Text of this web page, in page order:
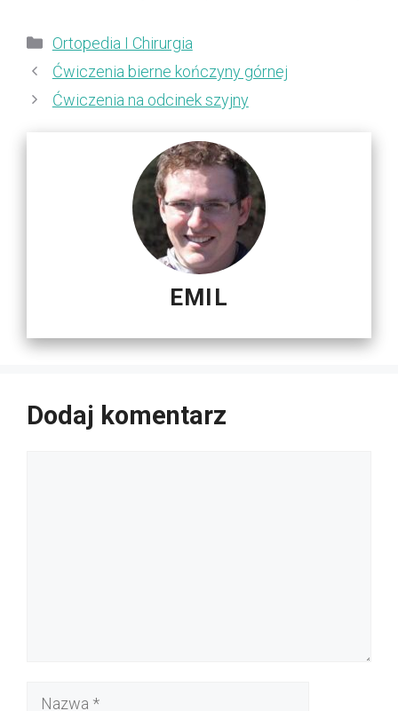
Kategorie
Ortopedia I Chirurgia
Ćwiczenia bierne kończyny górnej
Ćwiczenia na odcinek szyjny
EMIL
Dodaj komentarz
Nazwa